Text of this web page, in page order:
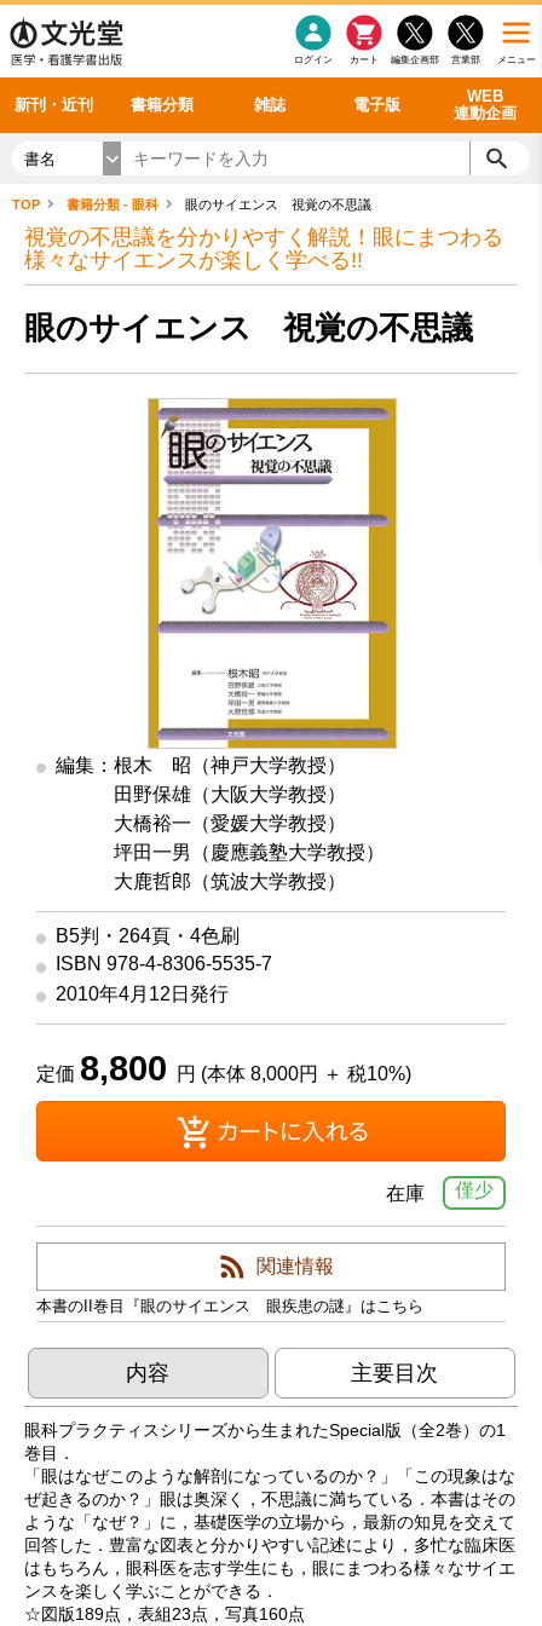
メニュー
営業部
編集企画部
カート
ログイン
新刊・近刊 書籍分類 雑誌 電子版
WEB
連動企画
感染症 老年医学
看護・介護
呼吸器
循環器
シリーズ一覧
雑誌投稿規定
理学療法
雑誌案内・年間購読 最新号 バックナンバー
電子書籍
電子雑誌
書籍「データに基づく臨床動作分析」WEB動画
書籍「眼手術学」WEB動画
書籍「神経症候学 II 改訂第二版」 WEB動画
新刊一覧
今後の発行予定
書名
TOP 書籍分類 - 眼科 眼のサイエンス 視覚の不思議
視覚の不思議を分かりやすく解説！眼にまつわる
様々なサイエンスが楽しく学べる!!
眼のサイエンス 視覚の不思議
編集：根木 昭（神戸大学教授）
田野保雄（大阪大学教授）
大橋裕一（愛媛大学教授）
坪田一男（慶應義塾大学教授）
大鹿哲郎（筑波大学教授）
B5判・264頁・4色刷
ISBN 978-4-8306-5535-7
2010年4月12日発行
定価 8,800 円 (本体 8,000円 ＋ 税10%)
僅少
在庫
関連情報
本書のII巻目『眼のサイエンス 眼疾患の謎』はこちら
内容 主要目次
眼科プラクティスシリーズから生まれたSpecial版（全2巻）の1
巻目．
「眼はなぜこのような解剖になっているのか？」「この現象はな
ぜ起きるのか？」眼は奥深く，不思議に満ちている．本書はその
ような「なぜ？」に，基礎医学の立場から，最新の知見を交えて
回答した．豊富な図表と分かりやすい記述により，多忙な臨床医
はもちろん，眼科医を志す学生にも，眼にまつわる様々なサイエ
ンスを楽しく学ぶことができる．
☆図版189点，表組23点，写真160点